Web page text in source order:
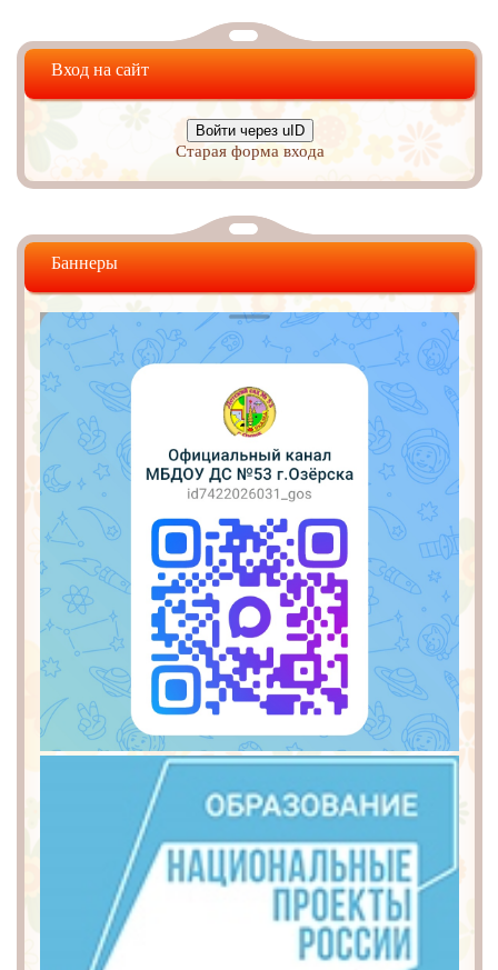
Вход на сайт
Войти через uID
Старая форма входа
Баннеры